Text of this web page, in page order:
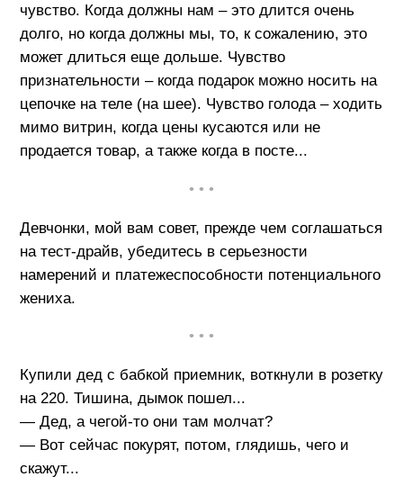
чувство. Когда должны нам – это длится очень
долго, но когда должны мы, то, к сожалению, это
может длиться еще дольше. Чувство
признательности – когда подарок можно носить на
цепочке на теле (на шее). Чувство голода – ходить
мимо витрин, когда цены кусаются или не
продается товар, а также когда в посте...
• • •
Девчонки, мой вам совет, прежде чем соглашаться
на тест-драйв, убедитесь в серьезности
намерений и платежеспособности потенциального
жениха.
• • •
Купили дед с бабкой приемник, воткнули в розетку
на 220. Тишина, дымок пошел...
— Дед, а чегой-то они там молчат?
— Вот сейчас покурят, потом, глядишь, чего и
скажут...